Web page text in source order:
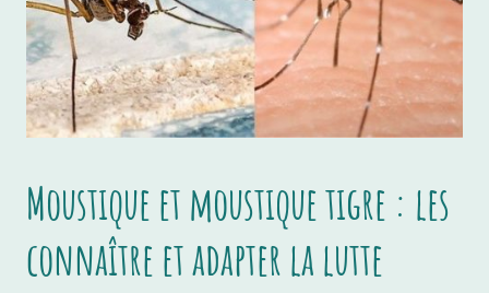
Moustique et moustique tigre : les
connaître et adapter la lutte